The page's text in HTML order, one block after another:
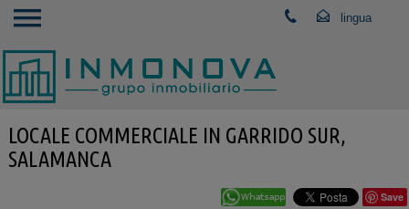
LOCALE COMMERCIALE IN GARRIDO SUR,
SALAMANCA
Save